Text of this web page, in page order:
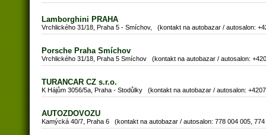
Lamborghini PRAHA
Vrchlického 31/18, Praha 5 - Smíchov, (kontakt na autobazar / autosalon:
Porsche Praha Smíchov
Vrchlického 31/18, Praha 5 Smíchov (kontakt na autobazar / autosalon:
TURANCAR CZ s.r.o.
K Hájům 3056/5a, Praha - Stodůlky (kontakt na autobazar / autosalon:
AUTOZDOVOZU
Kamýcká 40/7, Praha 6 (kontakt na autobazar / autosalon: 778 004 005, 774